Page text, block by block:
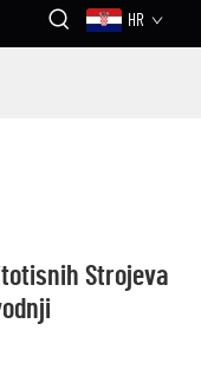
HR
Strojeva